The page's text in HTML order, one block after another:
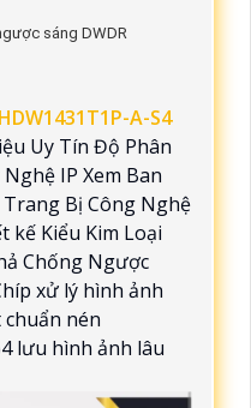
sáng DWDR
A-S4
Uy Tín Độ Phân
IP Xem Ban
Bị Công Nghệ
kế Kiểu Kim Loại
Chống Ngược
xử lý hình ảnh
nén
lưu hình ảnh lâu